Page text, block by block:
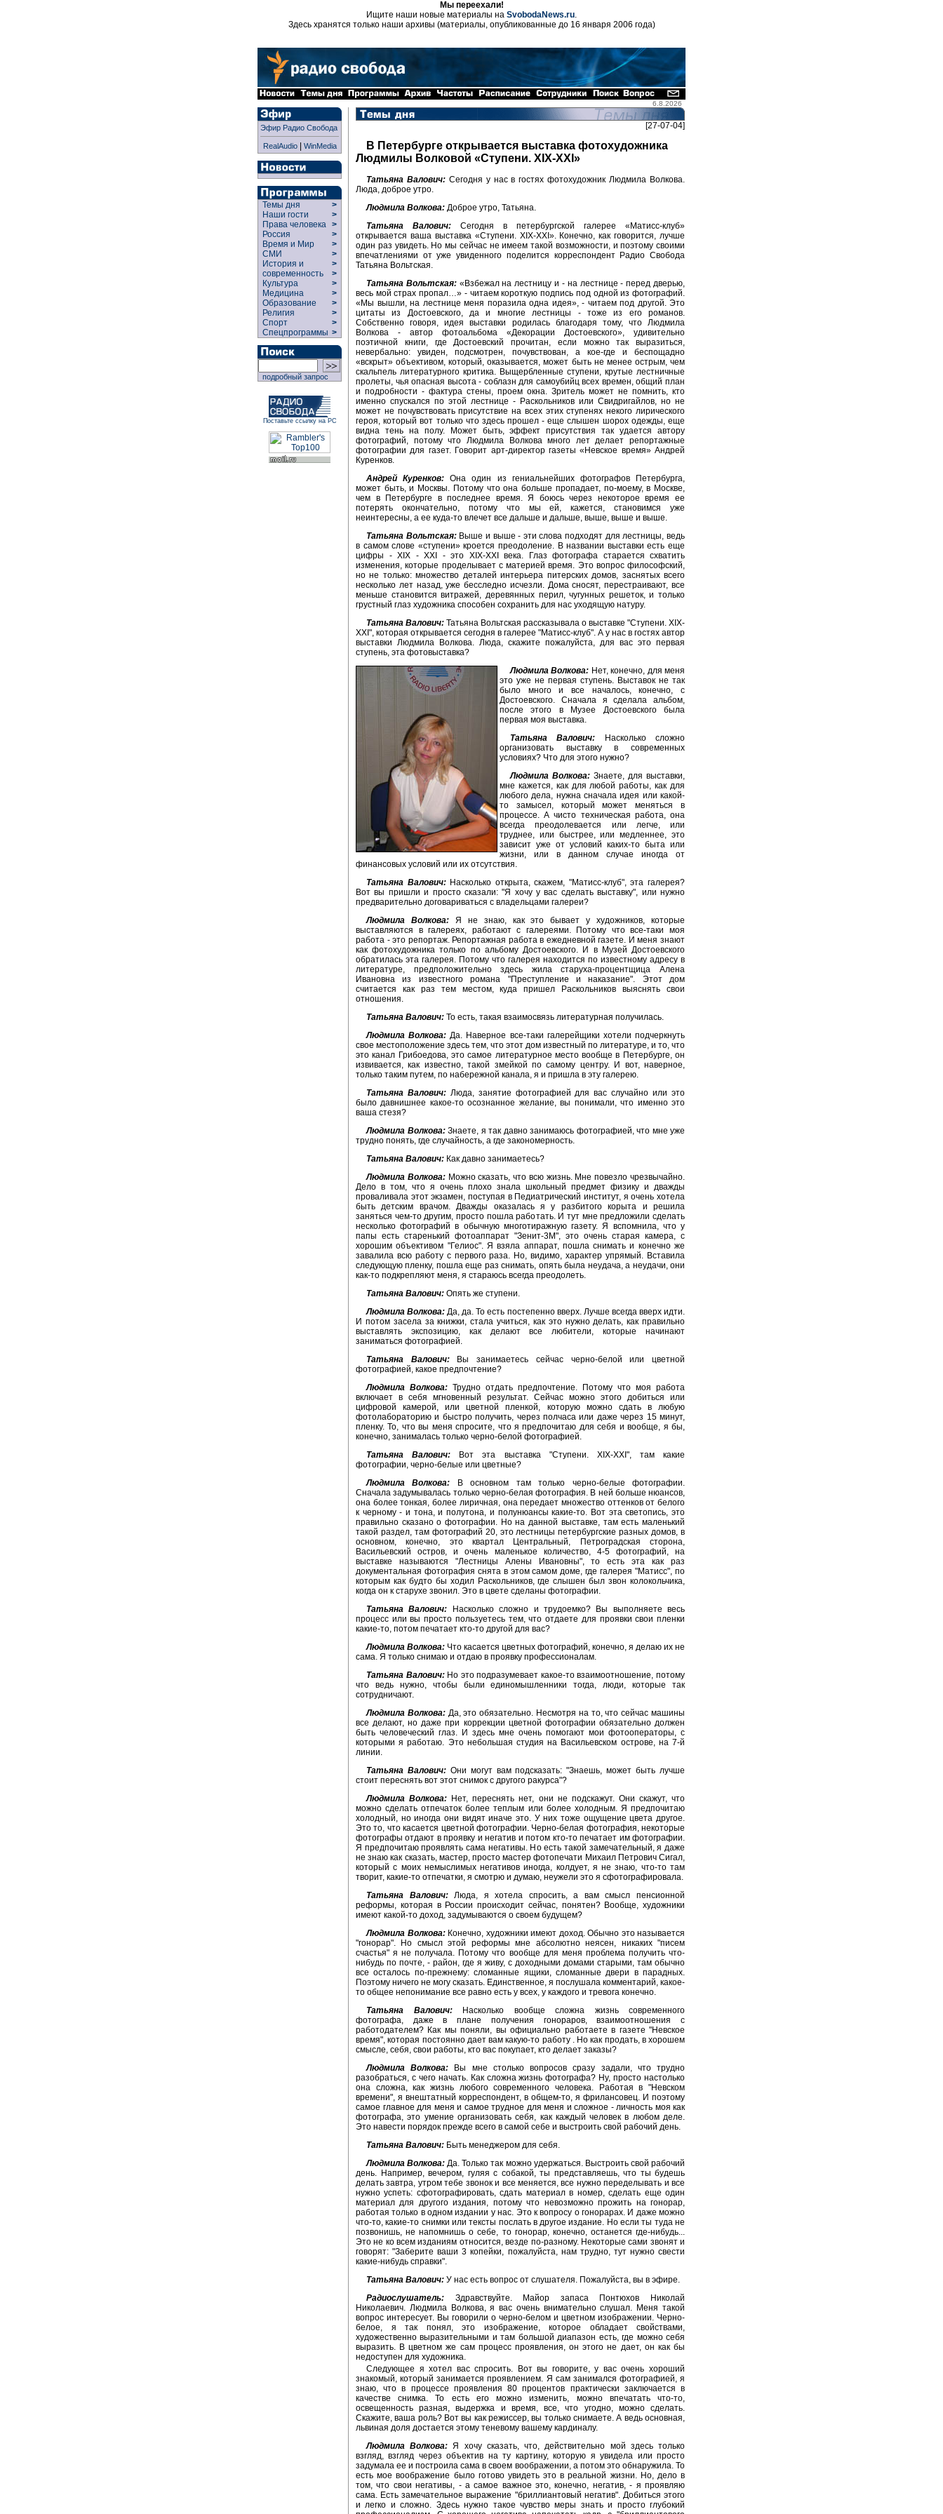
Мы переехали!
Ищите наши новые материалы на SvobodaNews.ru.
Здесь хранятся только наши архивы (материалы, опубликованные до 16 января 2006 года)
6.8.2026
Эфир Радио Свобода
RealAudio| WinMedia
Темы дня
>
Наши гости
>
Права человека >
Россия
>
Время и Мир
>
СМИ
>
История и
современность
>
>
Культура
>
Медицина
>
Образование
>
Религия
>
Спорт
>
Спецпрограммы >
подробный запрос
Поставьте ссылку на РС
[27-07-04]
В Петербурге открывается выставка фотохудожника
Людмилы Волковой «Ступени. XIX-XXI»
Татьяна Валович:Сегодня у нас в гостях фотохудожник Людмила Волкова.
Люда, доброе утро.
Людмила Волкова: Доброе утро, Татьяна.
Татьяна Валович: Сегодня в петербургской галерее «Матисс-клуб»
открывается ваша выставка «Ступени. XIX-XXI». Конечно, как говорится, лучше
один раз увидеть. Но мы сейчас не имеем такой возможности, и поэтому своими
впечатлениями от уже увиденного поделится корреспондент Радио Свобода
Татьяна Вольтская.
Татьяна Вольтская:«Взбежал на лестницу и - на лестнице - перед дверью,
весь мой страх пропал…» - читаем короткую подпись под одной из фотографий.
«Мы вышли, на лестнице меня поразила одна идея», - читаем под другой. Это
цитаты из Достоевского, да и многие лестницы - тоже из его романов.
Собственно говоря, идея выставки родилась благодаря тому, что Людмила
Волкова - автор фотоальбома «Декорации Достоевского», удивительно
поэтичной книги, где Достоевский прочитан, если можно так выразиться,
невербально: увиден, подсмотрен, почувствован, а кое-где и беспощадно
«вскрыт» объективом, который, оказывается, может быть не менее острым, чем
скальпель литературного критика. Выщербленные ступени, крутые лестничные
пролеты, чья опасная высота - соблазн для самоубийц всех времен, общий план
и подробности - фактура стены, проем окна. Зритель может не помнить, кто
именно спускался по этой лестнице - Раскольников или Свидригайлов, но не
может не почувствовать присутствие на всех этих ступенях некого лирического
героя, который вот только что здесь прошел - еще слышен шорох одежды, еще
видна тень на полу. Может быть, эффект присутствия так удается автору
фотографий, потому что Людмила Волкова много лет делает репортажные
фотографии для газет. Говорит арт-директор газеты «Невское время» Андрей
Куренков.
Андрей Куренков: Она один из гениальнейших фотографов Петербурга,
может быть, и Москвы. Потому что она больше пропадает, по-моему, в Москве,
чем в Петербурге в последнее время. Я боюсь через некоторое время ее
потерять окончательно, потому что мы ей, кажется, становимся уже
неинтересны, а ее куда-то влечет все дальше и дальше, выше, выше и выше.
Татьяна Вольтская:Выше и выше - эти слова подходят для лестницы, ведь
в самом слове «ступени» кроется преодоление. В названии выставки есть еще
цифры - XIX - XXI - это XIX-XXI века. Глаз фотографа старается схватить
изменения, которые проделывает с материей время. Это вопрос философский,
но не только: множество деталей интерьера питерских домов, заснятых всего
несколько лет назад, уже бесследно исчезли. Дома сносят, перестраивают, все
меньше становится витражей, деревянных перил, чугунных решеток, и только
грустный глаз художника способен сохранить для нас уходящую натуру.
Татьяна Валович: Татьяна Вольтская рассказывала о выставке "Ступени. XIX-
XXI", которая открывается сегодня в галерее "Матисс-клуб". А у нас в гостях автор
выставки Людмила Волкова. Люда, скажите пожалуйста, для вас это первая
ступень, эта фотовыставка?
Людмила Волкова: Нет, конечно, для меня
это уже не первая ступень. Выставок не так
было много и все началось, конечно, с
Достоевского. Сначала я сделала альбом,
после этого в Музее Достоевского была
первая моя выставка.
Татьяна Валович: Насколько сложно
организовать выставку в современных
условиях? Что для этого нужно?
Людмила Волкова: Знаете, для выставки,
мне кажется, как для любой работы, как для
любого дела, нужна сначала идея или какой-
то замысел, который может меняться в
процессе. А чисто техническая работа, она
всегда преодолевается или легче, или
труднее, или быстрее, или медленнее, это
зависит уже от условий каких-то быта или
жизни, или в данном случае иногда от
финансовых условий или их отсутствия.
Татьяна Валович:Насколько открыта, скажем, "Матисс-клуб", эта галерея?
Вот вы пришли и просто сказали: "Я хочу у вас сделать выставку", или нужно
предварительно договариваться с владельцами галереи?
Людмила Волкова:Я не знаю, как это бывает у художников, которые
выставляются в галереях, работают с галереями. Потому что все-таки моя
работа - это репортаж. Репортажная работа в ежедневной газете. И меня знают
как фотохудожника только по альбому Достоевского. И в Музей Достоевского
обратилась эта галерея. Потому что галерея находится по известному адресу в
литературе, предположительно здесь жила старуха-процентщица Алена
Ивановна из известного романа "Преступление и наказание". Этот дом
считается как раз тем местом, куда пришел Раскольников выяснять свои
отношения.
Татьяна Валович: То есть, такая взаимосвязь литературная получилась.
Людмила Волкова: Да. Наверное все-таки галерейщики хотели подчеркнуть
свое местоположение здесь тем, что этот дом известный по литературе, и то, что
это канал Грибоедова, это самое литературное место вообще в Петербурге, он
извивается, как известно, такой змейкой по самому центру. И вот, наверное,
только таким путем, по набережной канала, я и пришла в эту галерею.
Татьяна Валович:Люда, занятие фотографией для вас случайно или это
было давнишнее какое-то осознанное желание, вы понимали, что именно это
ваша стезя?
Людмила Волкова:Знаете, я так давно занимаюсь фотографией, что мне уже
трудно понять, где случайность, а где закономерность.
Татьяна Валович: Как давно занимаетесь?
Людмила Волкова:Можно сказать, что всю жизнь. Мне повезло чрезвычайно.
Дело в том, что я очень плохо знала школьный предмет физику и дважды
проваливала этот экзамен, поступая в Педиатрический институт, я очень хотела
быть детским врачом. Дважды оказалась я у разбитого корыта и решила
заняться чем-то другим, просто пошла работать. И тут мне предложили сделать
несколько фотографий в обычную многотиражную газету. Я вспомнила, что у
папы есть старенький фотоаппарат "Зенит-3М", это очень старая камера, с
хорошим объективом "Гелиос". Я взяла аппарат, пошла снимать и конечно же
завалила всю работу с первого раза. Но, видимо, характер упрямый. Вставила
следующую пленку, пошла еще раз снимать, опять была неудача, а неудачи, они
как-то подкрепляют меня, я стараюсь всегда преодолеть.
Татьяна Валович: Опять же ступени.
Людмила Волкова: Да, да. То есть постепенно вверх. Лучше всегда вверх идти.
И потом засела за книжки, стала учиться, как это нужно делать, как правильно
выставлять экспозицию, как делают все любители, которые начинают
заниматься фотографией.
Татьяна Валович:Вы занимаетесь сейчас черно-белой или цветной
фотографией, какое предпочтение?
Людмила Волкова: Трудно отдать предпочтение. Потому что моя работа
включает в себя мгновенный результат. Сейчас можно этого добиться или
цифровой камерой, или цветной пленкой, которую можно сдать в любую
фотолабораторию и быстро получить, через полчаса или даже через 15 минут,
пленку. То, что вы меня спросите, что я предпочитаю для себя и вообще, я бы,
конечно, занималась только черно-белой фотографией.
Татьяна Валович: Вот эта выставка "Ступени. XIX-XXI", там какие
фотографии, черно-белые или цветные?
Людмила Волкова: В основном там только черно-белые фотографии.
Сначала задумывалась только черно-белая фотография. В ней больше нюансов,
она более тонкая, более лиричная, она передает множество оттенков от белого
к черному - и тона, и полутона, и полунюансы какие-то. Вот эта светопись, это
правильно сказано о фотографии. Но на данной выставке, там есть маленький
такой раздел, там фотографий 20, это лестницы петербургские разных домов, в
основном, конечно, это квартал Центральный, Петроградская сторона,
Васильевский остров, и очень маленькое количество, 4-5 фотографий, на
выставке называются "Лестницы Алены Ивановны", то есть эта как раз
документальная фотография снята в этом самом доме, где галерея "Матисс", по
которым как будто бы ходил Раскольников, где слышен был звон колокольчика,
когда он к старухе звонил. Это в цвете сделаны фотографии.
Татьяна Валович: Насколько сложно и трудоемко? Вы выполняете весь
процесс или вы просто пользуетесь тем, что отдаете для проявки свои пленки
какие-то, потом печатает кто-то другой для вас?
Людмила Волкова: Что касается цветных фотографий, конечно, я делаю их не
сама. Я только снимаю и отдаю в проявку профессионалам.
Татьяна Валович:Но это подразумевает какое-то взаимоотношение, потому
что ведь нужно, чтобы были единомышленники тогда, люди, которые так
сотрудничают.
Людмила Волкова:Да, это обязательно. Несмотря на то, что сейчас машины
все делают, но даже при коррекции цветной фотографии обязательно должен
быть человеческий глаз. И здесь мне очень помогают мои фотооператоры, с
которыми я работаю. Это небольшая студия на Васильевском острове, на 7-й
линии.
Татьяна Валович:Они могут вам подсказать: "Знаешь, может быть лучше
стоит переснять вот этот снимок с другого ракурса"?
Людмила Волкова: Нет, переснять нет, они не подскажут. Они скажут, что
можно сделать отпечаток более теплым или более холодным. Я предпочитаю
холодный, но иногда они видят иначе это. У них тоже ощущение цвета другое.
Это то, что касается цветной фотографии. Черно-белая фотография, некоторые
фотографы отдают в проявку и негатив и потом кто-то печатает им фотографии.
Я предпочитаю проявлять сама негативы. Но есть такой замечательный, я даже
не знаю как сказать, мастер, просто мастер фотопечати Михаил Петрович Сигал,
который с моих немыслимых негативов иногда, колдует, я не знаю, что-то там
творит, какие-то отпечатки, я смотрю и думаю, неужели это я сфотографировала.
Татьяна Валович:Люда, я хотела спросить, а вам смысл пенсионной
реформы, которая в России происходит сейчас, понятен? Вообще, художники
имеют какой-то доход, задумываются о своем будущем?
Людмила Волкова:Конечно, художники имеют доход. Обычно это называется
"гонорар". Но смысл этой реформы мне абсолютно неясен, никаких "писем
счастья" я не получала. Потому что вообще для меня проблема получить что-
нибудь по почте, - район, где я живу, с доходными домами старыми, там обычно
все осталось по-прежнему: сломанные ящики, сломанные двери в парадных.
Поэтому ничего не могу сказать. Единственное, я послушала комментарий, какое-
то общее непонимание все равно есть у всех, у каждого и тревога конечно.
Татьяна Валович:Насколько вообще сложна жизнь современного
фотографа, даже в плане получения гонораров, взаимоотношения с
работодателем? Как мы поняли, вы официально работаете в газете "Невское
время", которая постоянно дает вам какую-то работу . Но как продать, в хорошем
смысле, себя, свои работы, кто вас покупает, кто делает заказы?
Людмила Волкова: Вы мне столько вопросов сразу задали, что трудно
разобраться, с чего начать. Как сложна жизнь фотографа? Ну, просто настолько
она сложна, как жизнь любого современного человека. Работая в "Невском
времени", я внештатный корреспондент, в общем-то, я фрилансовец. И поэтому
самое главное для меня и самое трудное для меня и сложное - личность моя как
фотографа, это умение организовать себя, как каждый человек в любом деле.
Это навести порядок прежде всего в самой себе и выстроить свой рабочий день.
Татьяна Валович: Быть менеджером для себя.
Людмила Волкова: Да. Только так можно удержаться. Выстроить свой рабочий
день. Например, вечером, гуляя с собакой, ты представляешь, что ты будешь
делать завтра, утром тебе звонок и все меняется, все нужно переделывать и все
нужно успеть: сфотографировать, сдать материал в номер, сделать еще один
материал для другого издания, потому что невозможно прожить на гонорар,
работая только в одном издании у нас. Это к вопросу о гонорарах. И даже можно
что-то, какие-то снимки или тексты послать в другое издание. Но если ты туда не
позвонишь, не напомнишь о себе, то гонорар, конечно, останется где-нибудь...
Это не ко всем изданиям относится, везде по-разному. Некоторые сами звонят и
говорят: "Заберите ваши 3 копейки, пожалуйста, нам трудно, тут нужно свести
какие-нибудь справки".
Татьяна Валович: У нас есть вопрос от слушателя. Пожалуйста, вы в эфире.
Радиослушатель: Здравствуйте. Майор запаса Понтюхов Николай
Николаевич. Людмила Волкова, я вас очень внимательно слушал. Меня такой
вопрос интересует. Вы говорили о черно-белом и цветном изображении. Черно-
белое, я так понял, это изображение, которое обладает свойствами,
художественно выразительными и там большой диапазон есть, где можно себя
выразить. В цветном же сам процесс проявления, он этого не дает, он как бы
недоступен для художника.
Следующее я хотел вас спросить. Вот вы говорите, у вас очень хороший
знакомый, который занимается проявлением. Я сам занимался фотографией, я
знаю, что в процессе проявления 80 процентов практически заключается в
качестве снимка. То есть его можно изменить, можно впечатать что-то,
освещенность разная, выдержка и время, все, что угодно, можно сделать.
Скажите, ваша роль? Вот вы как режиссер, вы только снимаете. А ведь основная,
львиная доля достается этому теневому вашему кардиналу.
Людмила Волкова: Я хочу сказать, что, действительно мой здесь только
взгляд, взгляд через объектив на ту картину, которую я увидела или просто
задумала ее и построила сама в своем воображении, а потом это обнаружила. То
есть мое воображение было готово увидеть это в реальной жизни. Но, дело в
том, что свои негативы, - а самое важное это, конечно, негатив, - я проявляю
сама. Есть замечательное выражение "бриллиантовый негатив". Добиться этого
и легко и сложно. Здесь нужно такое чувство меры знать и просто глубокий